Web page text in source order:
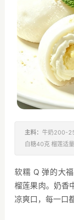
主料： 牛奶200-
白糖40克 榴莲适
软糯 Q 弹的大
榴莲果肉。奶香
凉爽口，每一口